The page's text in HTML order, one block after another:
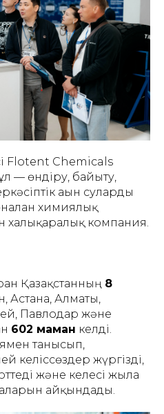
Flotent Chemicals
— өндіру, байыту,
ағын суларды
химиялық
халықаралық компания.
Қазақстанның 8
Астана, Алматы,
Павлодар және
602 маман келді.
танысып,
келіссөздер жүргізді,
және келесі жылға
айқындады.